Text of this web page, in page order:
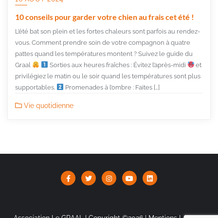
10 conseils pour garder votre chien au frais cet été !
L’été bat son plein et les fortes chaleurs sont parfois au rendez-
vous. Comment prendre soin de votre compagnon à quatre
pattes quand les températures montent ? Suivez le guide du
Graal
Sorties aux heures fraîches : Évitez l’après-midi
et
privilégiez le matin ou le soir quand les températures sont plus
supportables.
Promenades à l’ombre : Faites […]
Vie quotidienne